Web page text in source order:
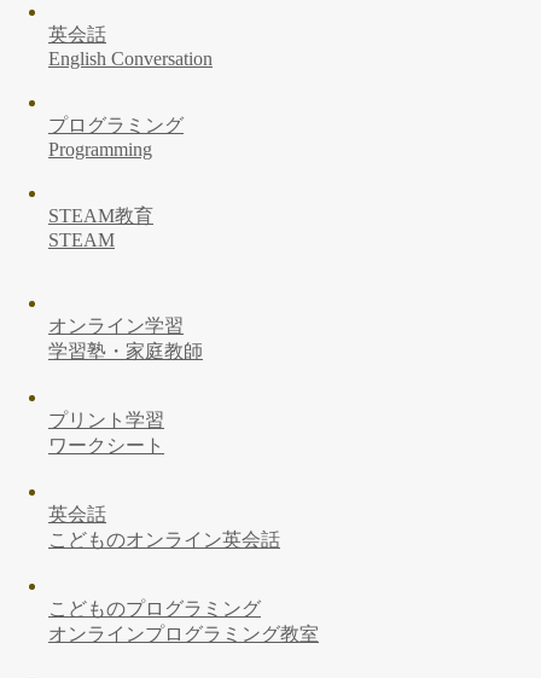
英会話
English Conversation
プログラミング
Programming
STEAM教育
STEAM
オンライン学習
学習塾・家庭教師
プリント学習
ワークシート
英会話
こどものオンライン英会話
こどものプログラミング
オンラインプログラミング教室